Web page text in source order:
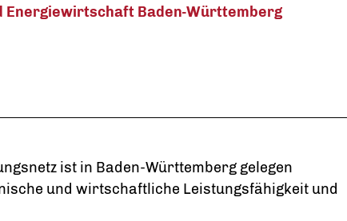
Energiewirtschaft Baden-Württemberg
ist in Baden-Württemberg gelegen
und wirtschaftliche Leistungsfähigkeit und